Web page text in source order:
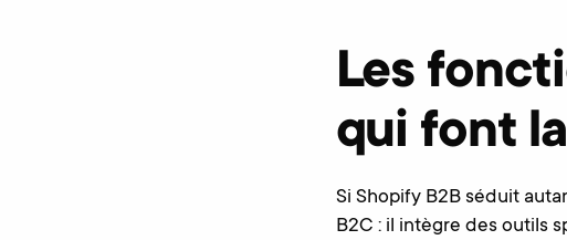
Les
qui font
Si Shopify B2B séduit
B2C : il intègre des outils